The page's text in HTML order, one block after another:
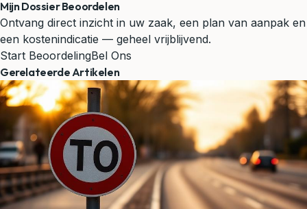
Mijn Dossier Beoordelen
Ontvang direct inzicht in uw zaak, een plan van aanpak en
een kostenindicatie — geheel vrijblijvend.
Start BeoordelingBel Ons
Gerelateerde Artikelen